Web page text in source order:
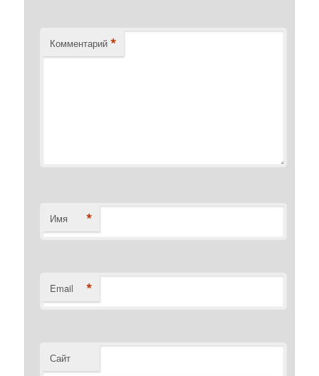
Комментарий *
Имя *
Email *
Сайт